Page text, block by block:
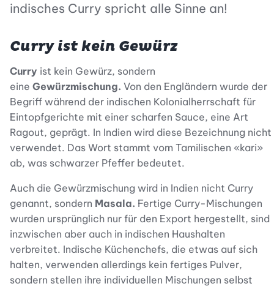
indisches Curry spricht alle Sinne an!
Curry ist kein Gewürz
Curry ist kein Gewürz, sondern
eine Gewürzmischung. Von den Engländern wurde der
Begriff während der indischen Kolonialherrschaft für
Eintopfgerichte mit einer scharfen Sauce, eine Art
Ragout, geprägt. In Indien wird diese Bezeichnung nicht
verwendet. Das Wort stammt vom Tamilischen «kari»
ab, was schwarzer Pfeffer bedeutet.
Auch die Gewürzmischung wird in Indien nicht Curry
genannt, sondern Masala. Fertige Curry-Mischungen
wurden ursprünglich nur für den Export hergestellt, sind
inzwischen aber auch in indischen Haushalten
verbreitet. Indische Küchenchefs, die etwas auf sich
halten, verwenden allerdings kein fertiges Pulver,
sondern stellen ihre individuellen Mischungen selbst